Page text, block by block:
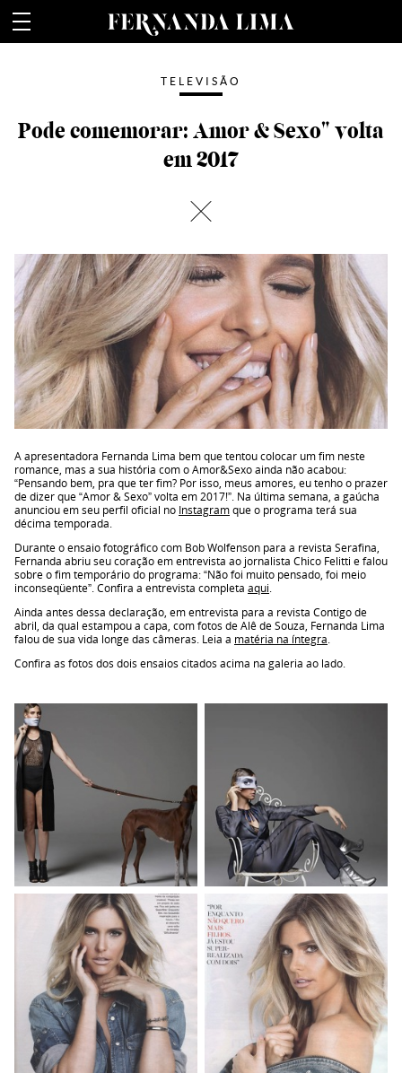
TELEVISÃO
Pode comemorar: Amor & Sexo" volta
em 2017
A apresentadora Fernanda Lima bem que tentou colocar um fim neste
romance, mas a sua história com o Amor&Sexo ainda não acabou:
“Pensando bem, pra que ter fim? Por isso, meus amores, eu tenho o prazer
de dizer que “Amor & Sexo” volta em 2017!”. Na última semana, a gaúcha
anunciou em seu perfil oficial no Instagram que o programa terá sua
décima temporada.
Durante o ensaio fotográfico com Bob Wolfenson para a revista Serafina,
Fernanda abriu seu coração em entrevista ao jornalista Chico Felitti e falou
sobre o fim temporário do programa: “Não foi muito pensado, foi meio
inconseqüente”. Confira a entrevista completa aqui.
Ainda antes dessa declaração, em entrevista para a revista Contigo de
abril, da qual estampou a capa, com fotos de Alê de Souza, Fernanda Lima
falou de sua vida longe das câmeras. Leia a matéria na íntegra.
Confira as fotos dos dois ensaios citados acima na galeria ao lado.